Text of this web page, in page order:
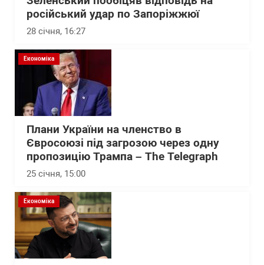
російський удар по Запоріжжюї
28 січня, 16:27
Економіка
Плани України на членство в
Євросоюзі під загрозою через одну
пропозицію Трампа – The Telegraph
25 січня, 15:00
Економіка